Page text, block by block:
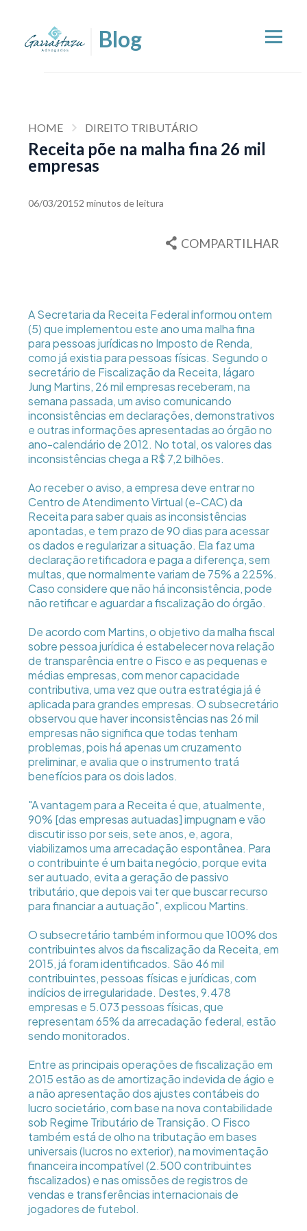
HOME DIREITO TRIBUTÁRIO
Receita põe na malha fina 26 mil
empresas
06/03/20152 minutos de leitura
COMPARTILHAR
A Secretaria da Receita Federal informou ontem
(5) que implementou este ano uma malha fina
para pessoas jurídicas no Imposto de Renda,
como já existia para pessoas físicas. Segundo o
secretário de Fiscalização da Receita, Iágaro
Jung Martins, 26 mil empresas receberam, na
semana passada, um aviso comunicando
inconsistências em declarações, demonstrativos
e outras informações apresentadas ao órgão no
ano-calendário de 2012. No total, os valores das
inconsistências chega a R$ 7,2 bilhões.
Ao receber o aviso, a empresa deve entrar no
Centro de Atendimento Virtual (e-CAC) da
Receita para saber quais as inconsistências
apontadas, e tem prazo de 90 dias para acessar
os dados e regularizar a situação. Ela faz uma
declaração retificadora e paga a diferença, sem
multas, que normalmente variam de 75% a 225%.
Caso considere que não há inconsistência, pode
não retificar e aguardar a fiscalização do órgão.
De acordo com Martins, o objetivo da malha fiscal
sobre pessoa jurídica é estabelecer nova relação
de transparência entre o Fisco e as pequenas e
médias empresas, com menor capacidade
contributiva, uma vez que outra estratégia já é
aplicada para grandes empresas. O subsecretário
observou que haver inconsistências nas 26 mil
empresas não significa que todas tenham
problemas, pois há apenas um cruzamento
preliminar, e avalia que o instrumento tratá
benefícios para os dois lados.
"A vantagem para a Receita é que, atualmente,
90% [das empresas autuadas] impugnam e vão
discutir isso por seis, sete anos, e, agora,
viabilizamos uma arrecadação espontânea. Para
o contribuinte é um baita negócio, porque evita
ser autuado, evita a geração de passivo
tributário, que depois vai ter que buscar recurso
para financiar a autuação", explicou Martins.
O subsecretário também informou que 100% dos
contribuintes alvos da fiscalização da Receita, em
2015, já foram identificados. São 46 mil
contribuintes, pessoas físicas e jurídicas, com
indícios de irregularidade. Destes, 9.478
empresas e 5.073 pessoas físicas, que
representam 65% da arrecadação federal, estão
sendo monitorados.
Entre as principais operações de fiscalização em
2015 estão as de amortização indevida de ágio e
a não apresentação dos ajustes contábeis do
lucro societário, com base na nova contabilidade
sob Regime Tributário de Transição. O Fisco
também está de olho na tributação em bases
universais (lucros no exterior), na movimentação
financeira incompatível (2.500 contribuintes
fiscalizados) e nas omissões de registros de
vendas e transferências internacionais de
jogadores de futebol.